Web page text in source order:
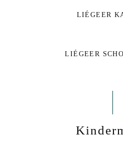
LIÉGEER
LIÉGEER